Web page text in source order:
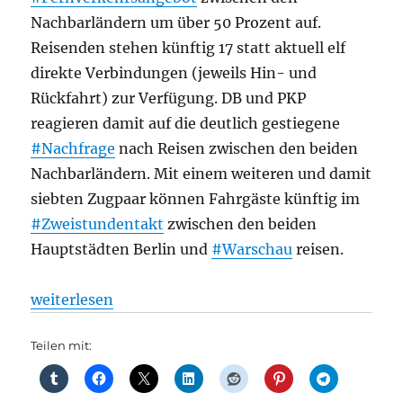
Nachbarländern um über 50 Prozent auf.
Reisenden stehen künftig 17 statt aktuell elf
direkte Verbindungen (jeweils Hin- und
Rückfahrt) zur Verfügung. DB und PKP
reagieren damit auf die deutlich gestiegene
#Nachfrage nach Reisen zwischen den beiden
Nachbarländern. Mit einem weiteren und damit
siebten Zugpaar können Fahrgäste künftig im
#Zweistundentakt zwischen den beiden
Hauptstädten Berlin und #Warschau reisen.
„Mehr Züge zwischen Deutschland und Polen: DB
weiterlesen
Teilen mit: